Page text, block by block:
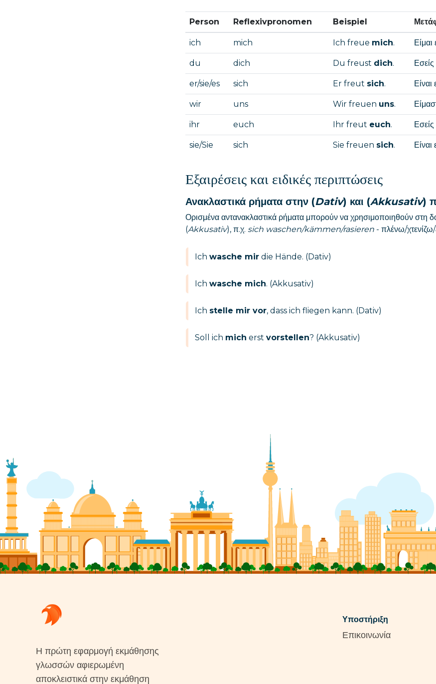
Person Reflexivpronomen Beispiel
ich mich Ich freue mich. Είμαι
du dich Du freust dich. Εσείς
er/sie/es sich Er freut sich. Είναι
wir uns Wir freuen uns.
ihr euch Ihr freut euch. Εσείς
sie/Sie sich Sie freuen sich. Είναι
Εξαιρέσεις και ειδικές περιπτώσεις
Ανακλαστικά ρήματα στην (Dativ) και (Akkusativ)
Ορισμένα αντανακλαστικά ρήματα μπορούν να χρησιμοποιηθούν στη
(Akkusativ), π.χ. sich waschen/kämmen/rasieren - πλένω/χτενίζω/
Ich wasche mir die Hände. (Dativ)
Ich wasche mich. (Akkusativ)
Ich stelle mir vor, dass ich fliegen kann. (Dativ)
Soll ich mich erst vorstellen? (Akkusativ)
Η πρώτη εφαρμογή εκμάθησης
γλωσσών αφιερωμένη
αποκλειστικά στην εκμάθηση
Υποστήριξη
Επικοινωνία